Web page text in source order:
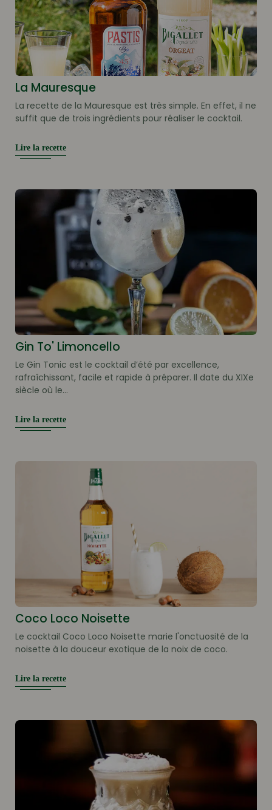
La Mauresque
La recette de la Mauresque est très simple. En effet, il ne
suffit que de trois ingrédients pour réaliser le cocktail.
Lire la recette
Gin To' Limoncello
Le Gin Tonic est le cocktail d’été par excellence,
rafraîchissant, facile et rapide à préparer. Il date du XIXe
siècle où le...
Lire la recette
Coco Loco Noisette
Le cocktail Coco Loco Noisette marie l'onctuosité de la
noisette à la douceur exotique de la noix de coco.
Lire la recette